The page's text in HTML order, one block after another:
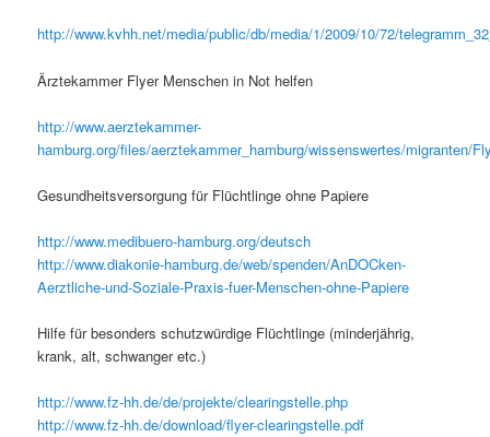
http://www.kvhh.net/media/public/db/media/1/2009/10/72/
Ärztekammer Flyer Menschen in Not helfen
http://www.aerztekammer-
hamburg.org/files/aerztekammer_hamburg/wissenswertes/migranten/
Gesundheitsversorgung für Flüchtlinge ohne Papiere
http://www.medibuero-hamburg.org/deutsch
http://www.diakonie-hamburg.de/web/spenden/AnDOCken-
Aerztliche-und-Soziale-Praxis-fuer-Menschen-ohne-Papiere
Hilfe für besonders schutzwürdige Flüchtlinge (minderjährig,
krank, alt, schwanger etc.)
http://www.fz-hh.de/de/projekte/clearingstelle.php
http://www.fz-hh.de/download/flyer-clearingstelle.pdf